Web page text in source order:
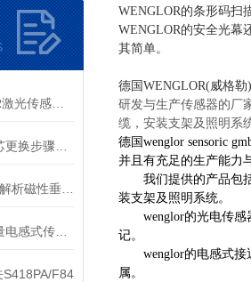
S418PA/F84
WENGLOR的条形码扫
WENGLOR的安全光幕
其简单。
德国WENGLOR(威格
研发与生产传感器的厂
缆，安装支架及照明系
德国wenglor sensoric
并且有充足的生产能力
我们提供的产品包括
装支架及照明系统。
wenglor的光电传感器
记。
wenglor的电感式接近
属。